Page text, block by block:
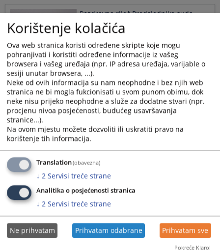
to
interact
with
the
calendar
and
select
a
date.
Press
the
question
mark
key
to
the
keyboard
shortcuts
for
changing
dates.
to
interact
with
the
calendar
and
select
date.
Press
the
question
mark
key
changing
Pozdravna riječ Predsjednika suda
25.08.2010.
1 - 1 / 1
1
Korištenje kolačića
Ova web stranica koristi određene skripte koje mogu
pohranjivati i koristiti određene informacije iz vašeg
browsera i vašeg uređaja (npr. IP adresa uređaja, varijable o
sesiji unutar browsera, ...).
Neke od ovih informacija su nam neophodne i bez njih web
stranica ne bi mogla fukcionisati u svom punom obimu, dok
neke nisu prijeko neophodne a služe za dodatne stvari (npr.
procjenu nivoa posjećenosti, budućeg usavršavanja
stranice...).
Na ovom mjestu možete dozvoliti ili uskratiti pravo na
korištenje tih informacija.
Translation(obavezna)
↓ 2 Servisi treće strane
Analitika o posjećenosti stranica
↓ 2 Servisi treće strane
Ne prihvatam Prihvatam odabrane Prihvatam sve
Pokreće Klaro!